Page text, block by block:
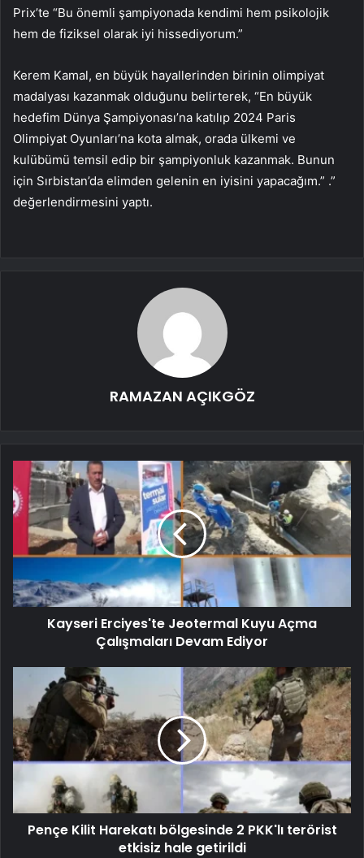
Prix’te “Bu önemli şampiyonada kendimi hem psikolojik
hem de fiziksel olarak iyi hissediyorum.”
Kerem Kamal, en büyük hayallerinden birinin olimpiyat
madalyası kazanmak olduğunu belirterek, “En büyük
hedefim Dünya Şampiyonası’na katılıp 2024 Paris
Olimpiyat Oyunları’na kota almak, orada ülkemi ve
kulübümü temsil edip bir şampiyonluk kazanmak. Bunun
için Sırbistan’da elimden gelenin en iyisini yapacağım.” .”
değerlendirmesini yaptı.
RAMAZAN AÇIKGÖZ
Kayseri Erciyes'te Jeotermal Kuyu Açma
Çalışmaları Devam Ediyor
Pençe Kilit Harekatı bölgesinde 2 PKK'lı terörist
etkisiz hale getirildi